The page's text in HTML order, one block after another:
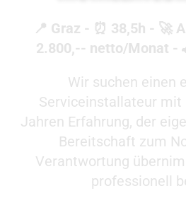
📍 Graz - ⏰ 38,5h - 🚀
2.800,-- netto/Monat -
Wir suchen einen
Serviceinstallateur mit
Jahren Erfahrung, der
Bereitschaft zum
Verantwortung
professionell